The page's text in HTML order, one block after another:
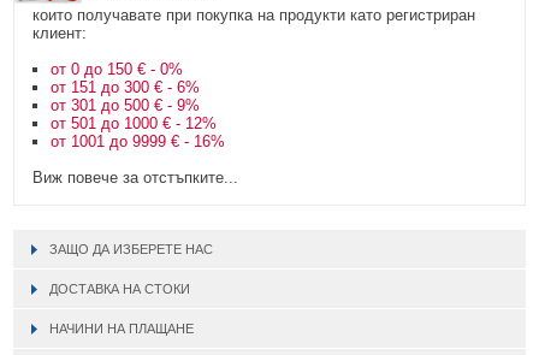
които получавате при покупка на продукти като регистриран
клиент:
от 0 до 150 € - 0%
от 151 до 300 € - 6%
от 301 до 500 € - 9%
от 501 до 1000 € - 12%
от 1001 до 9999 € - 16%
Виж повече за отстъпките...
ЗАЩО ДА ИЗБЕРЕТЕ НАС
ДОСТАВКА НА СТОКИ
НАЧИНИ НА ПЛАЩАНЕ